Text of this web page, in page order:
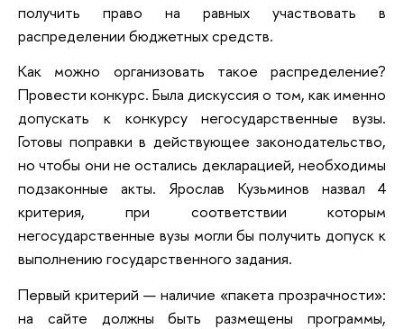
получить право на равных участвовать в
распределении бюджетных средств.
Как можно организовать такое распределение?
Провести конкурс. Была дискуссия о том, как именно
допускать к конкурсу негосударственные вузы.
Готовы поправки в действующее законодательство,
но чтобы они не остались декларацией, необходимы
подзаконные акты. Ярослав Кузьминов назвал 4
критерия, при соответствии которым
негосударственные вузы могли бы получить допуск к
выполнению государственного задания.
Первый критерий — наличие «пакета прозрачности»:
на сайте должны быть размещены программы,